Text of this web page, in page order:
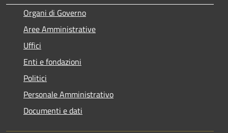
Organi di Governo
Aree Amministrative
Uffici
Enti e fondazioni
Politici
Personale Amministrativo
Documenti e dati